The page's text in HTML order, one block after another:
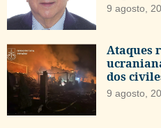
9 agosto,
Ataques
dos
9 agosto,